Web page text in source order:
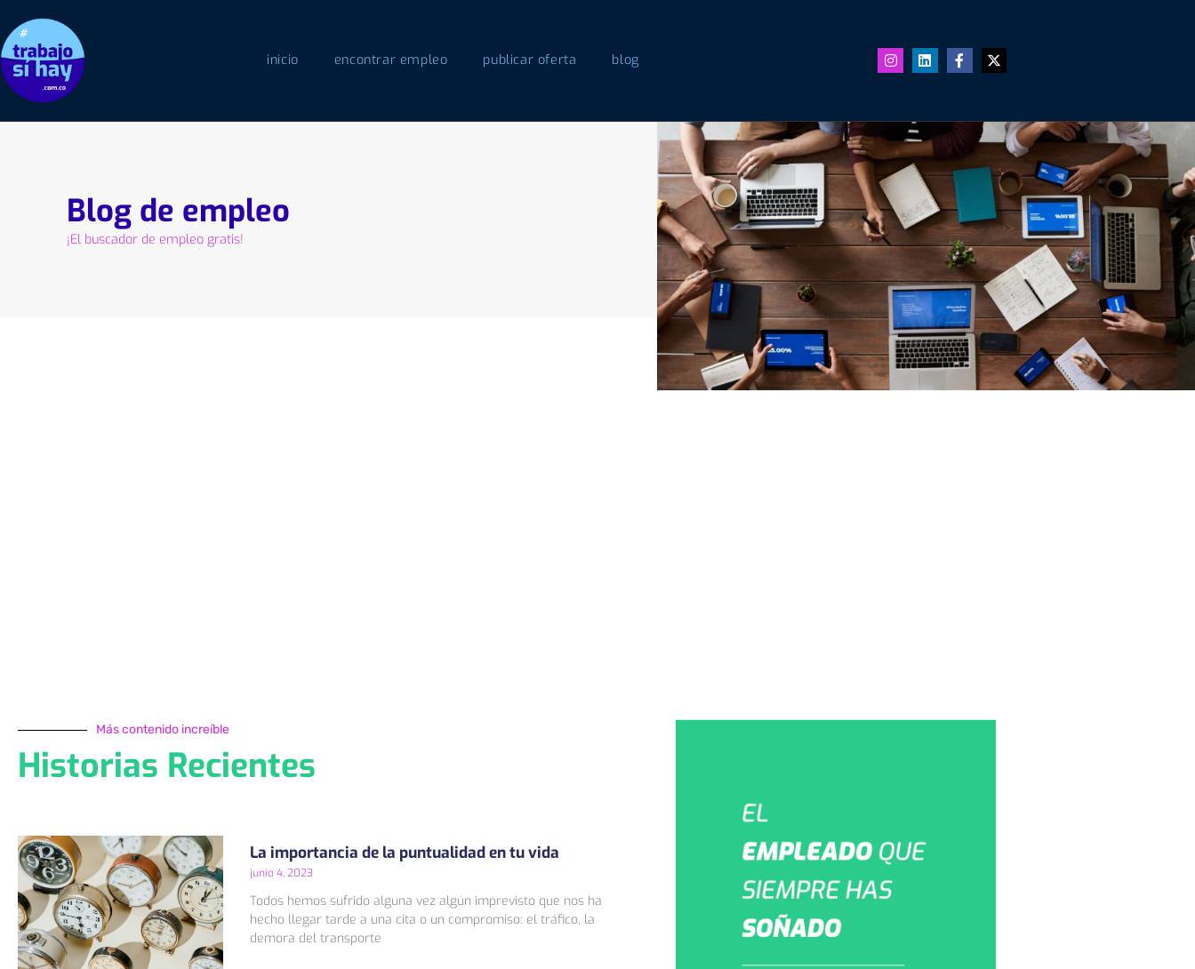
inicio encontrar empleo publicar oferta blog
Blog de empleo
¡El buscador de empleo gratis!
Más contenido increíble
Historias Recientes
La importancia de la puntualidad en tu vida
junio 4, 2023
Todos hemos sufrido alguna vez algún imprevisto que nos ha
hecho llegar tarde a una cita o un compromiso: el tráfico, la
demora del transporte